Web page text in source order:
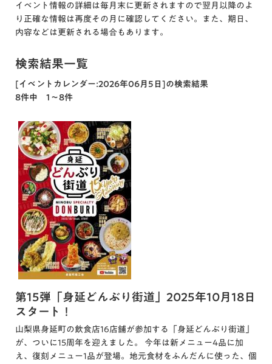
イベント情報の詳細は毎月末に更新されますので翌月以降のよ
り正確な情報は再度その月に確認してください。また、期日、
内容などは更新される場合もあります。
検索結果一覧
[イベントカレンダー:2026年06月5日]の検索結果
8件中 1～8件
第15弾「身延どんぶり街道」2025年10月18日
スタート！
山梨県身延町の飲食店16店舗が参加する「身延どんぶり街道」
が、ついに15周年を迎えました。 今年は新メニュー4品に加
え、復刻メニュー1品が登場。地元食材をふんだんに使った、個